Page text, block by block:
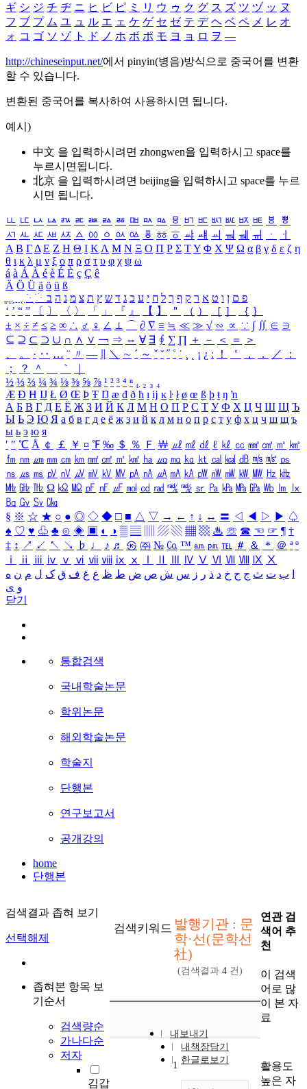
ギ シ ジ チ ヂ ニ ヒ ビ ピ ミ リ ウ ゥ ク グ ス ズ ツ ヅ ッ ヌ
フ ブ プ ム ユ ュ ル エ ェ ケ ゲ セ ゼ テ デ ヘ ベ ペ メ レ オ
ォ コ ゴ ソ ゾ ト ド ノ ホ ボ ポ モ ヨ ョ ロ ヲ ―
http://chineseinput.net/에서 pinyin(병음)방식으로 중국어를 변환
할 수 있습니다.
변환된 중국어를 복사하여 사용하시면 됩니다.
예시)
中文 을 입력하시려면 zhongwen을 입력하시고 space를
누르시면됩니다.
北京 을 입력하시려면 beijing을 입력하시고 space를 누르
시면 됩니다.
ㅥ ㅦ ㅧ ㅨ ㅩ ㅪ ㅫ ㅬ ㅭ ㅮ ㅯ ㅰ ㅱ ㅲ ㅳ ㅴ ㅵ ㅶ ㅷ ㅸ
ㅹ
ㅺ ㅻ ㅼ ㅽ ㅾ ㅿ ㆀ ㆁ ㆂ ㆃ ㆄ ㆅ ㆆ ㆇ ㆈ ㆉ ㆊ ㆋ ㆌ ㆍ
ㆎ
Α Β ΓΔ Ε Ζ Η Θ Ι ΚΛ Μ Ν Ξ Ο Π Ρ Σ ΤΥ Φ Χ Ψ Ω α β γ δ ε ζ η
θ ι κ λ μ ν ξ ο π ρ σ τ υ φ χ ψ ω
á à Á À é è É È ç Ç ê
Ä Ö Ü ä ö ü ß
ִֶֹ ֻּ ׁׂ פ ם ן ו ט א ר ק ף ך ל ח י ע כ ג ד ש ץ ת צ מ נ ה ב
‘ ’ “ ” 〔 〕 〈 〉 「 」 『 』 【 】 ＂ （ ） ［ ］ ｛ ｝
± × ÷ ≠ ≤ ≥ ∞ ∴ ♂ ♀ ∠ ⊥ ⌒ ∂ ∇ ≡ ≒ ≪ ≫ √ ∽ ∝ ∵ ∫ ∬ ∈ ∋
⊆ ⊇ ⊂ ⊃ ∪ ∩ ∧ ∨ ￢ ⇒ ⇔ ∀ ∃ ∮ ∑ ∏ ＋ － ＜ ＝
＞
、
。 · ‥ … ¨ 〃 ― ＼ ∼ ´ ～ ˇ ˘ ˝ ˚ ˙ ¸ ¡ ¿ ː ！ ＇ ， ． ／
：
；
？ ＾ ｀
½ ⅓ ⅔ ¼ ¾ ⅛ ⅜ ⅝ ⅞ ¹ ² ³ ⁴ ⁿ ₁ ₂ ₃ ₄
Æ Ð Ħ Ĳ Ł Ø Œ Þ Ŧ Ŋ æ đ ð ħ ı ĳ ĸ ŀ ł ø œ ß þ ŧ ŋ ŉ
А Б В Г Д Е Ё Ж З И Й К Л М Н О П Р С Т У Ф Х Ц Ч Ш Щ Ъ
Ы Ь Э Ю Я а б в г д е ё ж з и й к л м н о п р с т у ф х ц ч ш щ ъ
ы ь э ю я
′ ″ ℃ Å ￠ ￡ ￥ ¤ ℉ ‰ ＄ ％ Ｆ ￦ ㎕ ㎖ ㎗ ℓ ㎘ ㏄ ㎣ ㎤ ㎥ ㎦
㎙ ㎚ ㎛ ㎜ ㎝ ㎞ ㎟ ㎠ ㎡ ㎢ ㏊ ㎍ ㎎ ㎏ ㏏ ㎈ ㎉ ㏈ ㎧ ㎨ ㎰
㎱ ㎲ ㎳ ㎴ ㎵ ㎶ ㎷ ㎸ ㎹ ㎀ ㎁ ㎂ ㎃ ㎄ ㎺ ㎻ ㎽ ㎾ ㎿ ㎐ ㎑
㎒ ㎓ ㎔ Ω ㏀ ㏁ ㎊ ㎋ ㎌ ㏖ ㏅ ㎭ ㎮ ㎯ ㏛ ㎩ ㎪ ㎫ ㎬ ㏝ ㏐
㏓
㏃ ㏉ ㏜ ㏆
§ ※ ☆ ★ ○ ● ◎ ◇ ◆ □ ■ △ ▽ → ← ↑ ↓ ↔ 〓 ◁ ◀ ▷ ▶ ♤
♠ ♡ ♥ ♧ ♣ ⊙ ◈ ▣ ◐ ◑ ▒ ▤ ▨ ▧ ▦ ▩ ♨ ☏ ☎ ☜ ☞ ¶ †
‡ ↕ ↗ ↙ ↖ ↘ ♭ ♩ ♪ ♬ ㉿ ㈜ № ㏇ ™ ㏂ ㏘ ℡ ＃ ＆ ＊ ＠ ª º
ⅰ
ⅱ ⅲ ⅳ ⅴ ⅵ ⅶ ⅷ ⅸ ⅹ Ⅳ Ⅴ Ⅵ Ⅶ Ⅷ Ⅸ Ⅹ
ب ت ث ج ح خ د ذ ر ز س ش ص ض ط ظ ع غ ف ق ک ل م ن ه
و ی
닫기
통합검색
국내학술논문
학위논문
해외학술논문
학술지
단행본
연구보고서
공개강의
home
단행본
검색결과 좁혀 보기
선택해제
좁혀본 항목 보
기순서
검색량순
가나다순
저자
김갑
검색키워드 발행기관 : 문
학·선(문학선
社)
(검색결과 4 건)
내보내기
내책장담기
한글로보기
1
연관 검
색어 추
천
이 검색
어로 많
이 본 자
료
활용도
높은 자